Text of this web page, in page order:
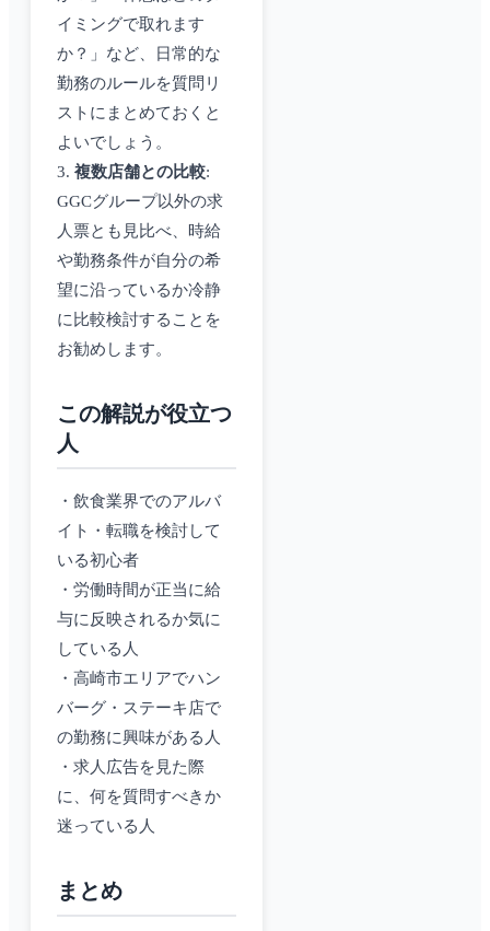
イミングで取れます
か？」など、日常的な
勤務のルールを質問リ
ストにまとめておくと
よいでしょう。
3. 複数店舗との比較:
GGCグループ以外の求
人票とも見比べ、時給
や勤務条件が自分の希
望に沿っているか冷静
に比較検討することを
お勧めします。
この解説が役立つ
人
・飲食業界でのアルバ
イト・転職を検討して
いる初心者
・労働時間が正当に給
与に反映されるか気に
している人
・高崎市エリアでハン
バーグ・ステーキ店で
の勤務に興味がある人
・求人広告を見た際
に、何を質問すべきか
迷っている人
まとめ